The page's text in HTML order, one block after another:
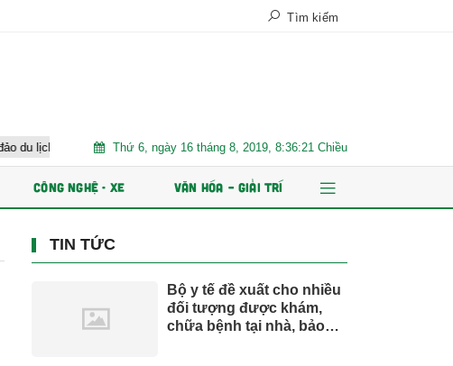
Tìm kiếm
Thứ 6, 7 tháng 8, 2026, 11:12:53
CÔNG NGHỆ - XE VĂN HÓA – GIẢI TRÍ
TIN TỨC
Bộ y tế đề xuất cho nhiều
đối tượng được khám,
chữa bệnh tại nhà, bảo